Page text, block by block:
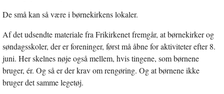
De små kan så være i børnekirkens lokaler.
Af det udsendte materiale fra Frikirkenet fremgår, at børnekirker og
søndagsskoler, der er foreninger, først må åbne for aktiviteter efter 8.
juni. Her skelnes nøje også mellem, hvis tingene, som børnene
bruger, ér. Og så er der krav om rengøring. Og at børnene ikke
bruger det samme legetøj.